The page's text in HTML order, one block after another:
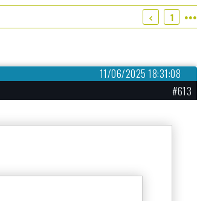
1 ●●●
11/06/2025 18:31:08
#613